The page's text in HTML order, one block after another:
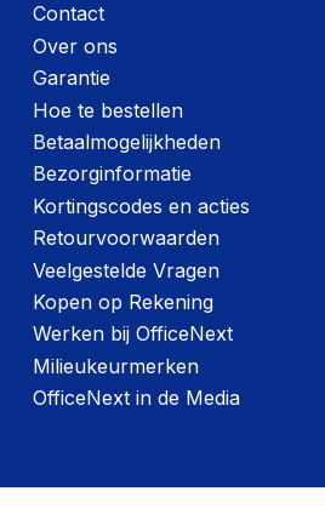
Contact
Over ons
Garantie
Hoe te bestellen
Betaalmogelijkheden
Bezorginformatie
Kortingscodes en acties
Retourvoorwaarden
Veelgestelde Vragen
Kopen op Rekening
Werken bij OfficeNext
Milieukeurmerken
OfficeNext in de Media